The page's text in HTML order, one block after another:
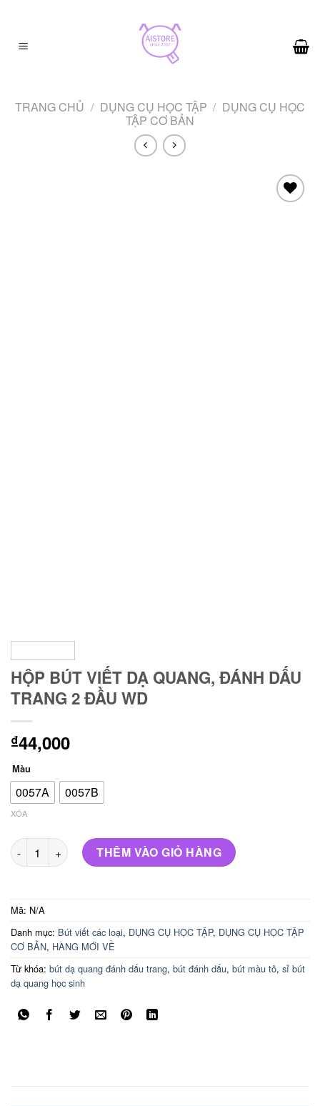
content
TRANG CHỦ / DỤNG CỤ HỌC TẬP / DỤNG CỤ HỌC
TẬP CƠ BẢN
HỘP BÚT VIẾT DẠ QUANG, ĐÁNH DẤU
TRANG 2 ĐẦU WD
₫44,000
Màu
0057A 0057B
XÓA
HỘP BÚT VIẾT DẠ QUANG, ĐÁNH DẤU TRANG 2 ĐẦU WD số
THÊM VÀO GIỎ HÀNG
Mã: N/A
Danh mục: Bút viết các loại, DỤNG CỤ HỌC TẬP, DỤNG CỤ HỌC TẬP
CƠ BẢN, HÀNG MỚI VỀ
Từ khóa: bút dạ quang đánh dấu trang, bút đánh dấu, bút màu tô, sỉ bút
dạ quang học sinh